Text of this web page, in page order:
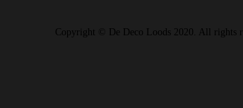
Copyright © De Deco Loods 2020. All rights